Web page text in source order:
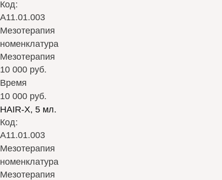
Код:
А11.01.003
Мезотерапия
номенклатура
Мезотерапия
10 000 руб.
Время
10 000 руб.
HAIR-X, 5 мл.
Код:
А11.01.003
Мезотерапия
номенклатура
Мезотерапия